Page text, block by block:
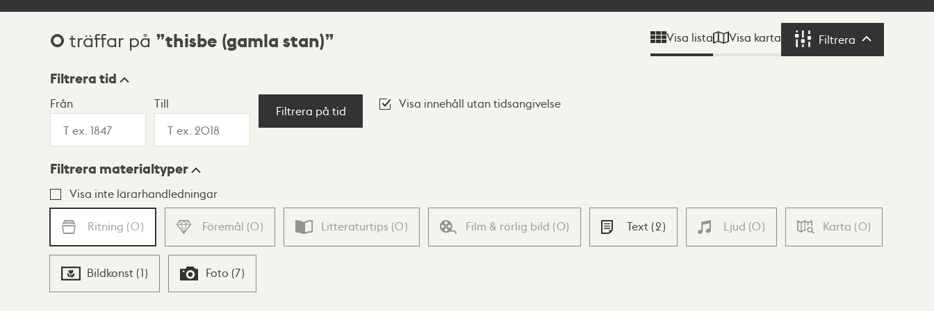
Sökresultat
0 träffar på thisbe (gamla stan) Visa lista Visa karta Filtrera Filtrera
Visningsläge
Lista Karta
Filtrera tid
Från Till
Filtrera på tid
Visa innehåll utan tidsangivelse
Filtrera materialtyper
Visa inte lärarhandledningar
Ritning (0) Föremål (0) Litteraturtips (0) Film & rörlig bild (0) Text (2) Ljud (0) Karta (0)
Bildkonst (1) Foto (7)